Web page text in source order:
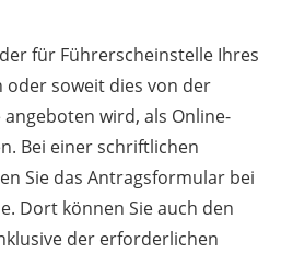
für Führerscheinstelle Ihres
soweit dies von der
wird, als Online-
Bei einer schriftlichen
Sie das Antragsformular bei
Dort können Sie auch den
der erforderlichen